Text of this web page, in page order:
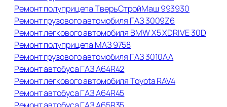
Ремонт полуприцепа ТверьСтройМаш 993930
Ремонт грузового автомобиля ГАЗ 3009Z6
Ремонт легкового автомобиля BMW X5 XDRIVE 30D
Ремонт полуприцепа МАЗ 9758
Ремонт грузового автомобиля ГАЗ 3010АА
Ремонт автобуса ГАЗ А64R42
Ремонт легкового автомобиля Toyota RAV4
Ремонт автобуса ГАЗ А64R45